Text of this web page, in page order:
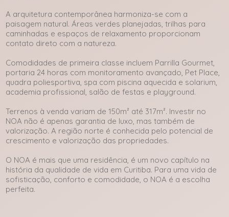
A arquitetura contemporânea harmoniza-se com a
paisagem natural. Áreas verdes planejadas, trilhas para
caminhadas e espaços de relaxamento proporcionam
contato direto com a natureza.
Comodidades de primeira classe incluem Parrilla Gourmet,
portaria 24 horas com monitoramento avançado, Pet Place,
quadra poliesportiva, spa com piscina aquecida e solarium,
academia profissional, salão de festas e playground.
Terrenos à venda variam de 150m² até 317m². Investir no
NOA não é apenas garantia de luxo, mas também de
valorização. A região norte é conhecida pelo potencial de
crescimento e valorização das propriedades.
O NOA é mais que uma residência, é um novo capítulo na
história da qualidade de vida em Curitiba. Para uma vida de
sofisticação, conforto e comodidade, o NOA é a escolha
perfeita.